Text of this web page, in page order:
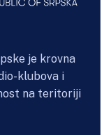
je krovna
klubova i
na teritoriji